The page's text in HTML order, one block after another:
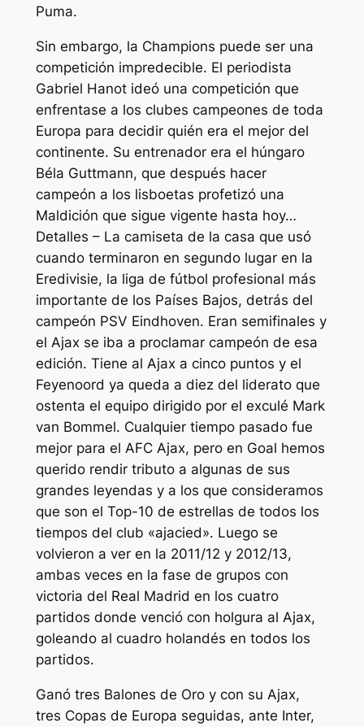
Puma.
Sin embargo, la Champions puede ser una
competición impredecible. El periodista
Gabriel Hanot ideó una competición que
enfrentase a los clubes campeones de toda
Europa para decidir quién era el mejor del
continente. Su entrenador era el húngaro
Béla Guttmann, que después hacer
campeón a los lisboetas profetizó una
Maldición que sigue vigente hasta hoy…
Detalles – La camiseta de la casa que usó
cuando terminaron en segundo lugar en la
Eredivisie, la liga de fútbol profesional más
importante de los Países Bajos, detrás del
campeón PSV Eindhoven. Eran semifinales y
el Ajax se iba a proclamar campeón de esa
edición. Tiene al Ajax a cinco puntos y el
Feyenoord ya queda a diez del liderato que
ostenta el equipo dirigido por el exculé Mark
van Bommel. Cualquier tiempo pasado fue
mejor para el AFC Ajax, pero en Goal hemos
querido rendir tributo a algunas de sus
grandes leyendas y a los que consideramos
que son el Top-10 de estrellas de todos los
tiempos del club «ajacied». Luego se
volvieron a ver en la 2011/12 y 2012/13,
ambas veces en la fase de grupos con
victoria del Real Madrid en los cuatro
partidos donde venció con holgura al Ajax,
goleando al cuadro holandés en todos los
partidos.
Ganó tres Balones de Oro y con su Ajax,
tres Copas de Europa seguidas, ante Inter,